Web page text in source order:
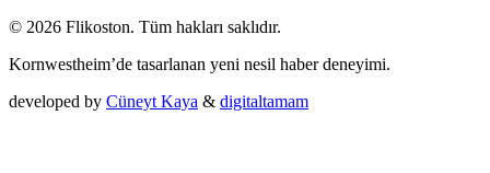
© 2026 Flikoston. Tüm hakları saklıdır.
Kornwestheim’de tasarlanan yeni nesil haber deneyimi.
developed by Cüneyt Kaya & digitaltamam